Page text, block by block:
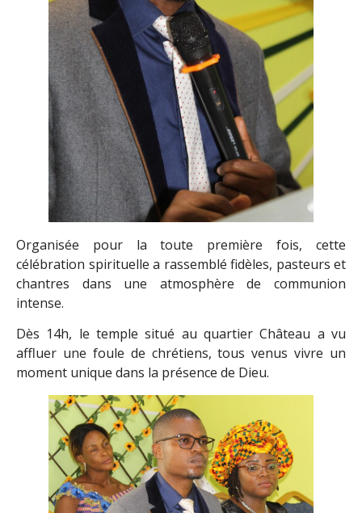
Organisée pour la toute première fois, cette
célébration spirituelle a rassemblé fidèles, pasteurs et
chantres dans une atmosphère de communion
intense.
Dès 14h, le temple situé au quartier Château a vu
affluer une foule de chrétiens, tous venus vivre un
moment unique dans la présence de Dieu.